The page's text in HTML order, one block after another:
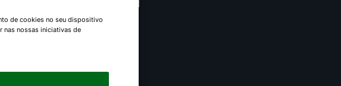
de cookies no seu dispositivo
nas nossas iniciativas de